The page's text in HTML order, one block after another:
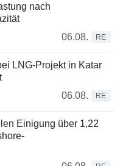
nach
06.08.
RE
LNG-Projekt in Katar
06.08.
RE
Einigung über 1,22